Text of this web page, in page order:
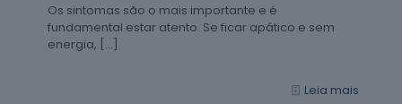
Os sintomas são o mais importante e é
fundamental estar atento. Se ficar apático e sem
energia, […]
Leia mais